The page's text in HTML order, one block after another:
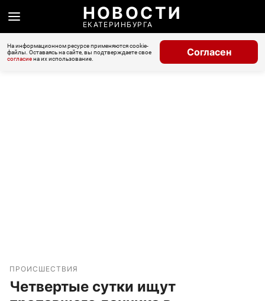
НОВОСТИ
ЕКАТЕРИНБУРГА
На информационном ресурсе применяются cookie-
файлы. Оставаясь на сайте, вы подтверждаете свое
согласиена их использование.
Согласен
ПРОИСШЕСТВИЯ
Четвертые сутки ищут